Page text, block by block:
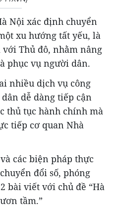
Nội xác định chuyển
xu hướng tất yếu, là
Thủ đô, nhằm nâng
phục vụ người dân.
nhiều dịch vụ công
dễ dàng tiếp cận
thủ tục hành chính mà
tiếp cơ quan Nhà
các biện pháp thực
đổi số, phóng
bài viết với chủ đề “Hà
tầm.”